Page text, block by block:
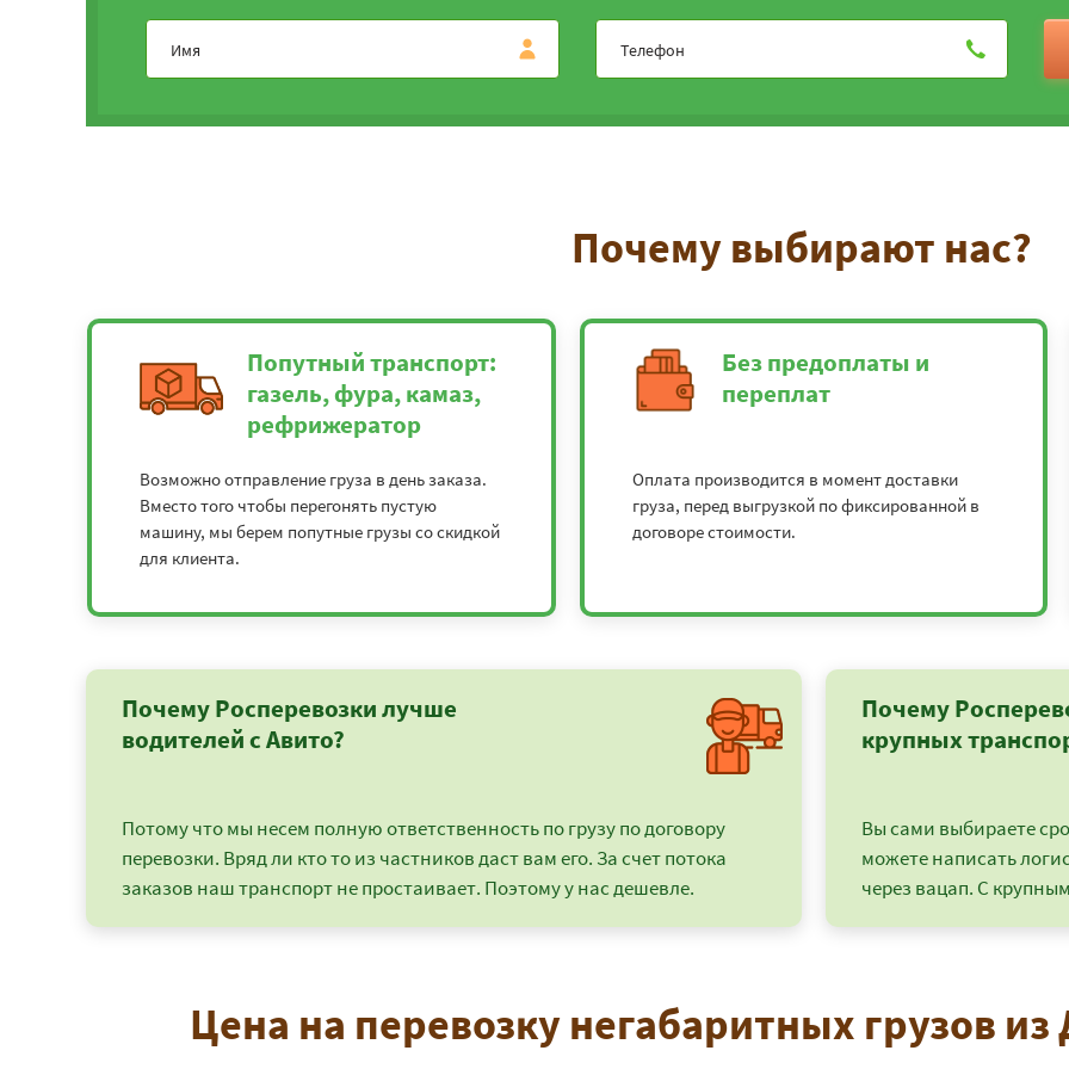
Почему выбирают нас?
Попутный транспорт:
газель, фура, камаз,
рефрижератор
Возможно отправление груза в день заказа.
Вместо того чтобы перегонять пустую
машину, мы берем попутные грузы со скидкой
для клиента.
Без предоплаты и
переплат
Оплата производится в момент доставки
груза, перед выгрузкой по фиксированной в
договоре стоимости.
Почему Росперевозки лучше
водителей с Авито?
Потому что мы несем полную ответственность по грузу по договору
перевозки. Вряд ли кто то из частников даст вам его. За счет потока
заказов наш транспорт не простаивает. Поэтому у нас дешевле.
Почему
крупных
Вы сами выбираете
можете написать
через вацап. С
Цена на перевозку негабаритных грузов